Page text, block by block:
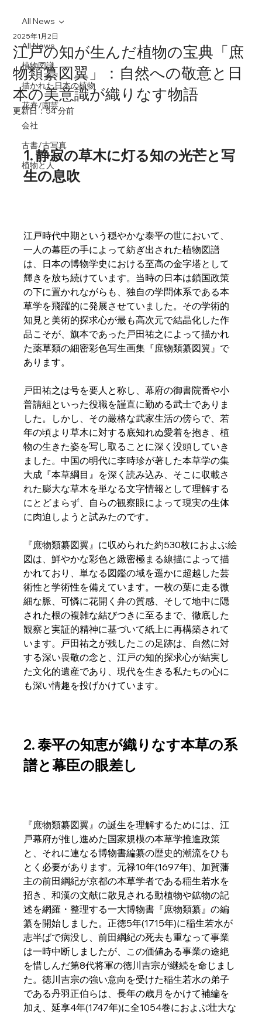
All News
植物図譜
描かれた日本の植物
花卉/園芸
会社
古書/古写真
植物と人
All News
江戸の知が生んだ植物の宝典「庶
物類纂図翼」：自然への敬意と日
本の美意識が織りなす物語
2025年1月2日
更新日：54 分前
1. 静寂の草木に灯る知の光芒と写
生の息吹
江戸時代中期という穏やかな泰平の世において、
一人の幕臣の手によって紡ぎ出された植物図譜
は、日本の博物学史における至高の金字塔として
輝きを放ち続けています。当時の日本は鎖国政策
の下に置かれながらも、独自の学問体系である本
草学を飛躍的に発展させていました。その学術的
知見と美術的探求心が最も高次元で結晶化した作
品こそが、旗本であった戸田祐之によって描かれ
た薬草類の細密彩色写生画集『庶物類纂図翼』で
あります。
戸田祐之は号を要人と称し、幕府の御書院番や小
普請組といった役職を謹直に勤める武士でありま
した。しかし、その厳格な武家生活の傍らで、若
年の頃より草木に対する底知れぬ愛着を抱き、植
物の生きた姿を写し取ることに深く没頭していき
ました。中国の明代に李時珍が著した本草学の集
大成『本草綱目』を深く読み込み、そこに収載さ
れた膨大な草木を単なる文字情報として理解する
にとどまらず、自らの観察眼によって現実の生体
に肉迫しようと試みたのです。
『庶物類纂図翼』に収められた約530枚におよぶ絵
図は、鮮やかな彩色と緻密極まる線描によって描
かれており、単なる図鑑の域を遥かに超越した芸
術性と学術性を備えています。一枚の葉に走る微
細な脈、可憐に花開く弁の質感、そして地中に隠
された根の複雑な結びつきに至るまで、徹底した
観察と実証的精神に基づいて紙上に再構築されて
います。戸田祐之が残したこの足跡は、自然に対
する深い畏敬の念と、江戸の知的探求心が結実し
た文化的遺産であり、現代を生きる私たちの心に
も深い情趣を投げかけています。
2. 泰平の知恵が織りなす本草の系
譜と幕臣の眼差し
『庶物類纂図翼』の誕生を理解するためには、江
戸幕府が推し進めた国家規模の本草学推進政策
と、それに連なる博物書編纂の歴史的潮流をひも
とく必要があります。元禄10年(1697年)、加賀藩
主の前田綱紀が京都の本草学者である稲生若水を
招き、和漢の文献に散見される動植物や鉱物の記
述を網羅・整理する一大博物書『庶物類纂』の編
纂を開始しました。正徳5年(1715年)に稲生若水が
志半ばで病没し、前田綱紀の死去も重なって事業
は一時中断しましたが、この価値ある事業の途絶
を惜しんだ第8代将軍の徳川吉宗が継続を命じまし
た。徳川吉宗の強い意向を受けた稲生若水の弟子
である丹羽正伯らは、長年の歳月をかけて補編を
加え、延享4年(1747年)に全1054巻におよぶ壮大な